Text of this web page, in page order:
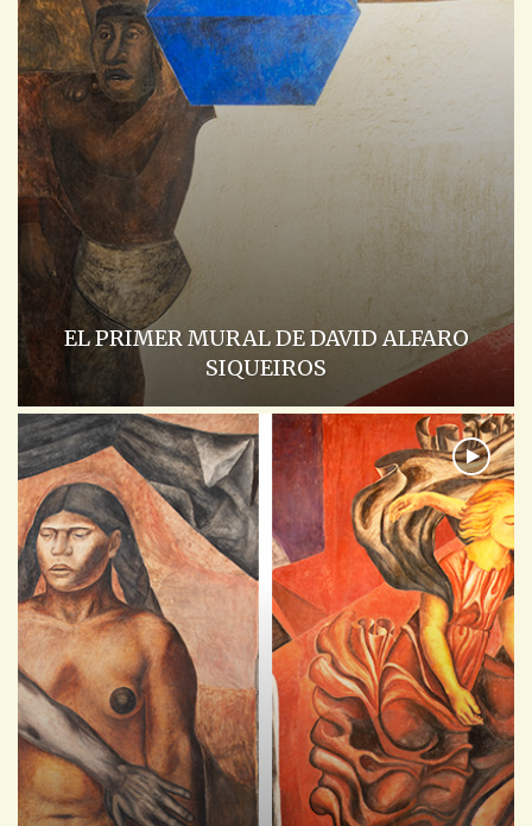
EL PRIMER MURAL DE DAVID ALFARO
SIQUEIROS